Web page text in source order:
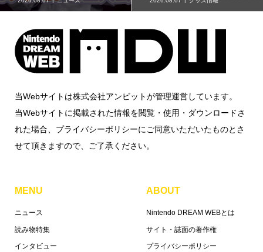
当Webサイトは株式会社アンビットが管理運営しています。
当Webサイトに掲載された情報を閲覧・使用・ダウンロードさ
れた場合、プライバシーポリシーにご同意いただいたものとさ
せて頂きますので、ご了承ください。
MENU
ニュース
読み物特集
インタビュー
ABOUT
Nintendo DREAM WEBとは
サイト・誌面の著作権
プライバシーポリシー